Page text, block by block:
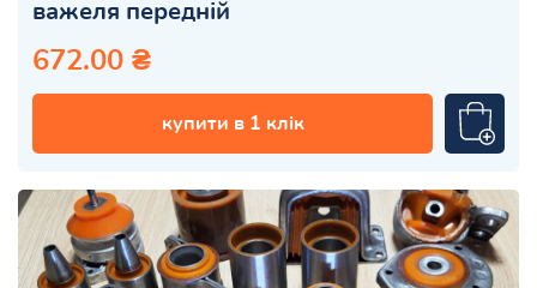
важеля передній
672.00 ₴
купити в 1 клік